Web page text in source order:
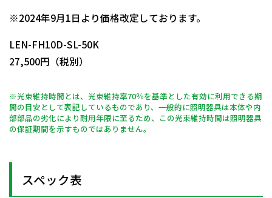
※2024年9月1日より価格改定しております。
LEN-FH10D-SL-50K
27,500円（税別）
※光束維持時間とは、光束維持率70％を基準とした有効に利用できる期
間の目安として表記しているものであり、一般的に照明器具は本体や内
部部品の劣化により耐用年限に至るため、この光束維持時間は照明器具
の保証期間を示すものではありません。
スペック表